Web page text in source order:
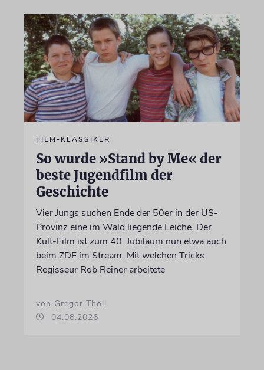
FILM-KLASSIKER
So wurde »Stand by Me« der
beste Jugendfilm der
Geschichte
Vier Jungs suchen Ende der 50er in der US-
Provinz eine im Wald liegende Leiche. Der
Kult-Film ist zum 40. Jubiläum nun etwa auch
beim ZDF im Stream. Mit welchen Tricks
Regisseur Rob Reiner arbeitete
von Gregor Tholl
04.08.2026